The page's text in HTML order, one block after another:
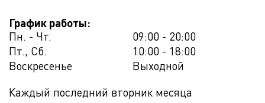
График работы:
Пн. - Чт.
09:00 - 20:00
Пт., Сб.
10:00 - 18:00
Воскресенье
Выходной
Каждый последний вторник месяца